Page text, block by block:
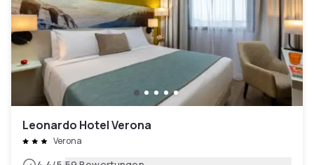
Leonardo Hotel Verona
Verona